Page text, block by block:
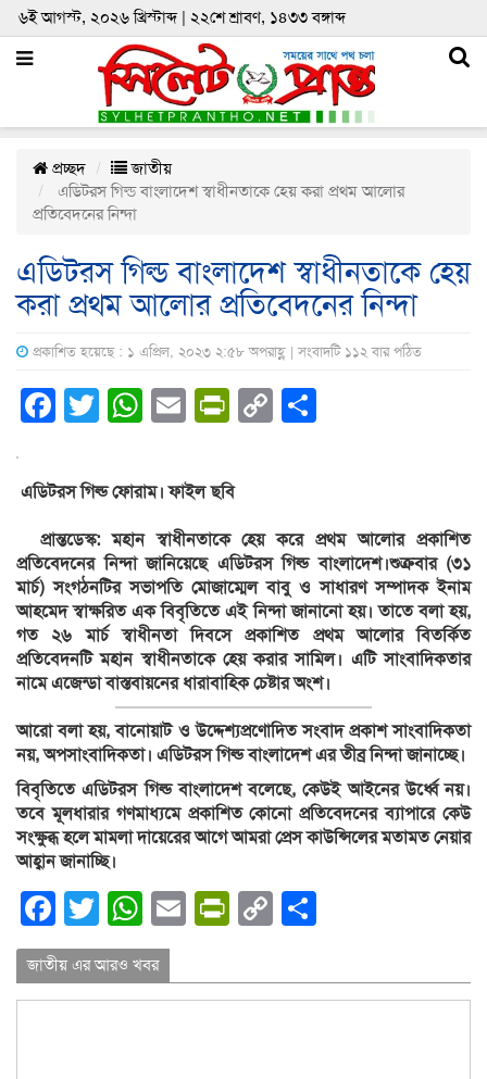
৬ই আগস্ট, ২০২৬ খ্রিস্টাব্দ | ২২শে শ্রাবণ, ১৪৩৩ বঙ্গাব্দ
প্রচ্ছদ
জাতীয়
এডিটরস গিল্ড বাংলাদেশ স্বাধীনতাকে হেয় করা প্রথম আলোর
প্রতিবেদনের নিন্দা
এডিটরস গিল্ড বাংলাদেশ স্বাধীনতাকে হেয়
করা প্রথম আলোর প্রতিবেদনের নিন্দা
প্রকাশিত হয়েছে : ১ এপ্রিল, ২০২৩ ২:৫৮ অপরাহ্ণ | সংবাদটি ১১২ বার পঠিত
Facebook
Twitter
WhatsApp
EmailPrintFriendly
Copy
এডিটরস গিল্ড ফোরাম। ফাইল ছবি
প্রান্তডেস্ক: মহান স্বাধীনতাকে হেয় করে প্রথম আলোর প্রকাশিত
প্রতিবেদনের নিন্দা জানিয়েছে এডিটরস গিল্ড বাংলাদেশ।শুক্রবার (৩১
মার্চ) সংগঠনটির সভাপতি মোজাম্মেল বাবু ও সাধারণ সম্পাদক ইনাম
আহমেদ স্বাক্ষরিত এক বিবৃতিতে এই নিন্দা জানানো হয়। তাতে বলা হয়,
গত ২৬ মার্চ স্বাধীনতা দিবসে প্রকাশিত প্রথম আলোর বিতর্কিত
প্রতিবেদনটি মহান স্বাধীনতাকে হেয় করার সামিল। এটি সাংবাদিকতার
নামে এজেন্ডা বাস্তবায়নের ধারাবাহিক চেষ্টার অংশ।
আরো বলা হয়, বানোয়াট ও উদ্দেশ্যপ্রণোদিত সংবাদ প্রকাশ সাংবাদিকতা
নয়, অপসাংবাদিকতা। এডিটরস গিল্ড বাংলাদেশ এর তীব্র নিন্দা জানাচ্ছে।
বিবৃতিতে এডিটরস গিল্ড বাংলাদেশ বলেছে, কেউই আইনের উর্ধ্বে নয়।
তবে মূলধারার গণমাধ্যমে প্রকাশিত কোনো প্রতিবেদনের ব্যাপারে কেউ
সংক্ষুব্ধ হলে মামলা দায়েরের আগে আমরা প্রেস কাউন্সিলের মতামত নেয়ার
আহ্বান জানাচ্ছি।
Facebook
Twitter
WhatsApp
EmailPrintFriendly
Copy
জাতীয় এর আরও খবর